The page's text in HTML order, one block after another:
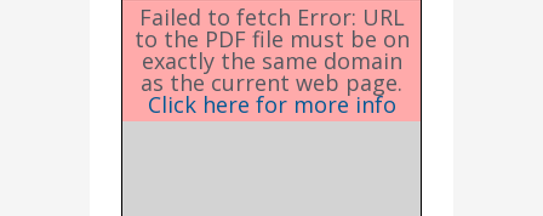
Failed to fetch Error: URL
to the PDF file must be on
exactly the same domain
as the current web page.
Click here for more info